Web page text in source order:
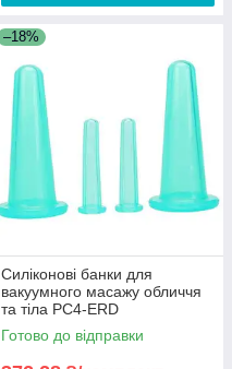
–18%
Силіконові банки для
вакуумного масажу обличчя
та тіла PC4-ERD
Готово до відправки